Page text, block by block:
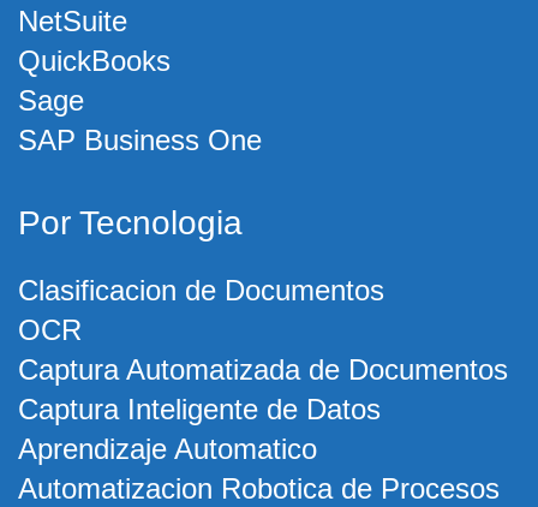
NetSuite
QuickBooks
Sage
SAP Business One
Por Tecnologia
Clasificacion de Documentos
OCR
Captura Automatizada de Documentos
Captura Inteligente de Datos
Aprendizaje Automatico
Automatizacion Robotica de Procesos